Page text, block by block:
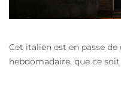
Cet italien est en passe
hebdomadaire, que ce